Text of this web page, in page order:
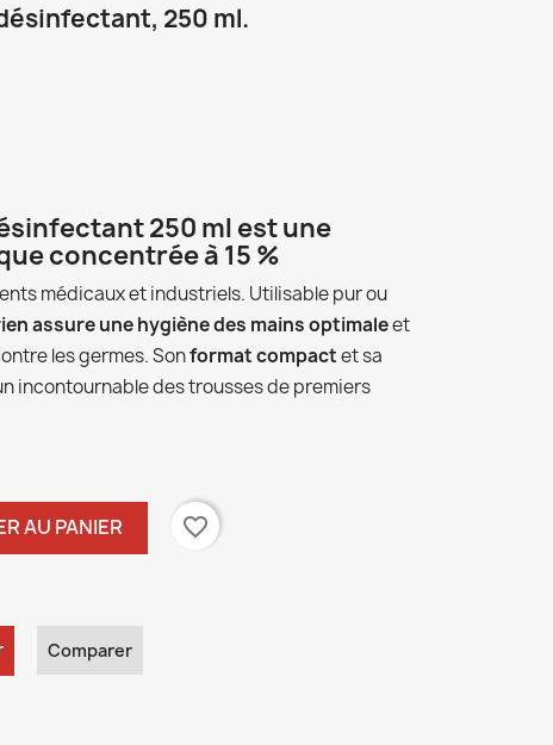
250 ml.
250 ml est une
concentrée à 15 %
médicaux et industriels. Utilisable pur ou
assure une hygiène des mains optimaleet
les germes. Sonformat compactet sa
incontournable des trousses de premiers
AU PANIER favorite_border
Comparer